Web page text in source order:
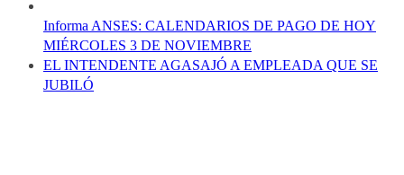
Informa ANSES: CALENDARIOS DE PAGO DE HOY
MIÉRCOLES 3 DE NOVIEMBRE
EL INTENDENTE AGASAJÓ A EMPLEADA QUE SE
JUBILÓ